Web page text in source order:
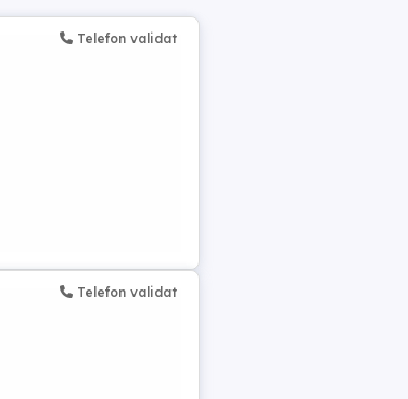
Telefon validat
Telefon validat